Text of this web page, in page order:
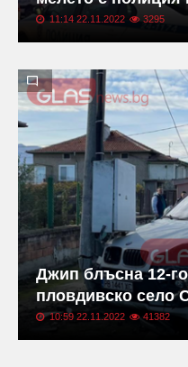
11:14 22.11.2022 3295
Джип блъсна 12-
пловдивско
10:59 22.11.2022 41382